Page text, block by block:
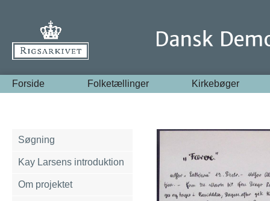
Forside Folketællinger Kirkebøger
Søgning
Kay Larsens introduktion
Om projektet